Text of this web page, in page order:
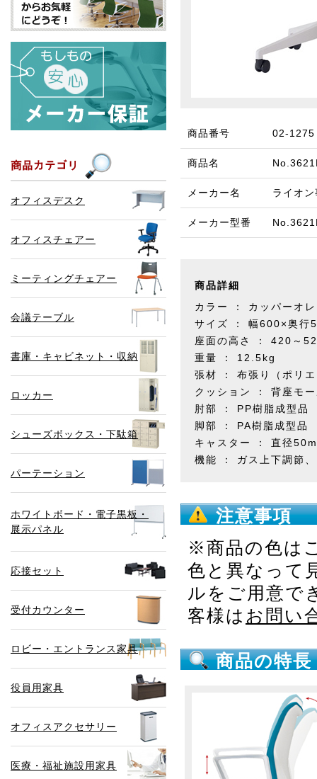
オフィスデスク
オフィスチェアー
ミーティングチェアー
会議テーブル
書庫・キャビネット・収納
ロッカー
シューズボックス・下駄箱
パーテーション
ホワイトボード・電子黒板・
展示パネル
応接セット
受付カウンター
ロビー・エントランス家具
役員用家具
オフィスアクセサリー
医療・福祉施設用家具
商品番号 02-1275
商品名
メーカー名 ライオ
メーカー型番
商品詳細
カラー ： カッパーオ
サイズ ： 幅600×奥行
座面の高さ ： 420～
重量 ： 12.5kg
張材 ： 布張り（ポリ
クッション ： 背座モ
肘部 ： PP樹脂成型品
脚部 ： PA樹脂成型品
キャスター ： 直径
機能 ： ガス上下調節
注意事項
※商品の色は
色と異なって
ルをご用意で
客様は お問い
商品の特長